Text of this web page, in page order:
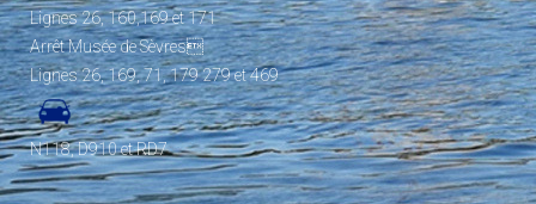
Lignes 26, 160,169 et 171
Arrêt Musée de Sèvres
Lignes 26, 169, 71, 179 279 et 469
N118, D910 et RD7